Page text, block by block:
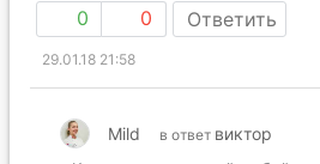
0 0 Ответить
29.01.18 21:58
Mild в ответ виктор